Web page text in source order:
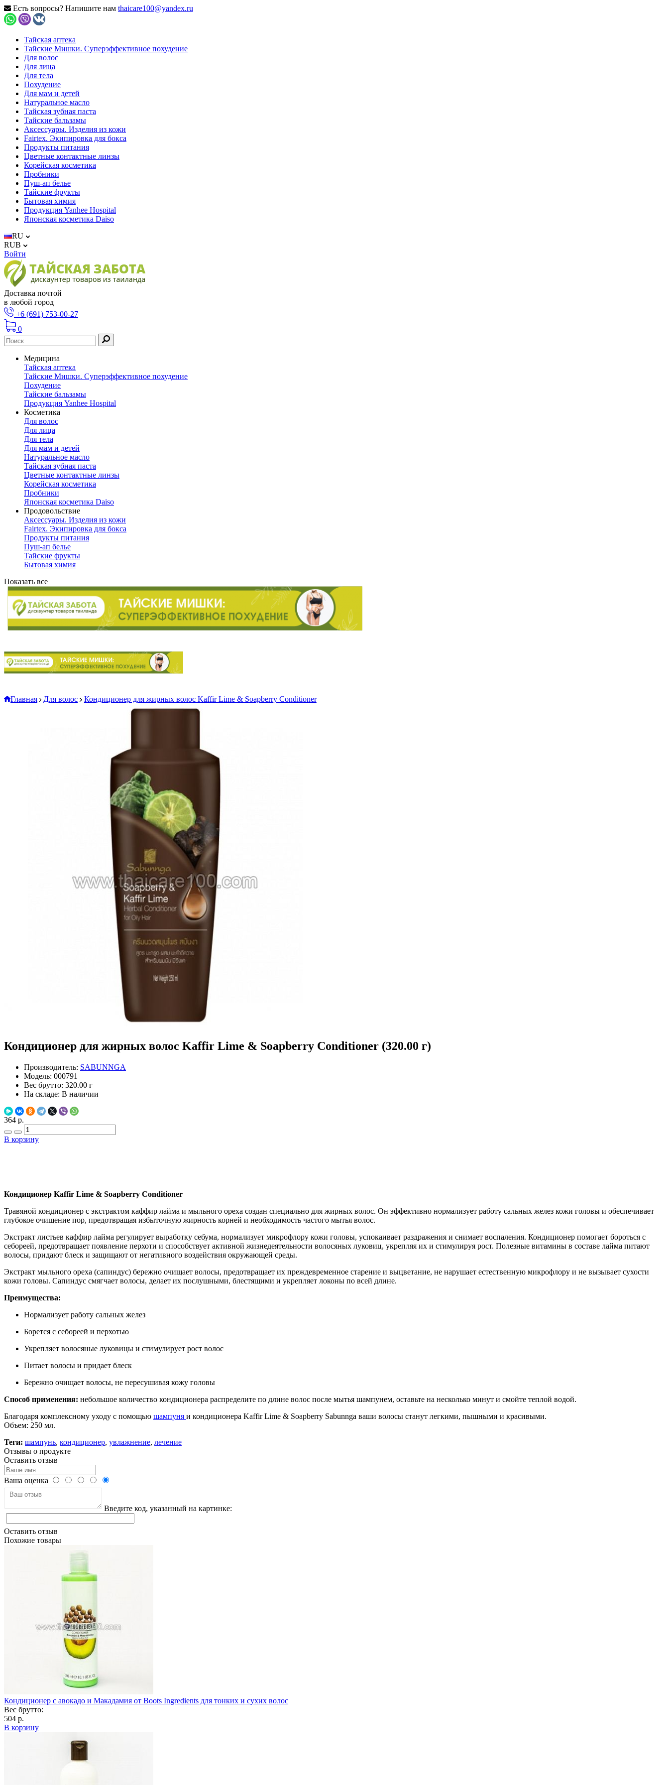
Есть вопросы? Напишите нам thaicare100@yandex.ru
Тайская аптека
Тайские Мишки. Суперэффективное похудение
Для волос
Для лица
Для тела
Похудение
Для мам и детей
Натуральное масло
Тайская зубная паста
Тайские бальзамы
Аксессуары. Изделия из кожи
Fairtex. Экипировка для бокса
Продукты питания
Цветные контактные линзы
Корейская косметика
Пробники
Пуш-ап белье
Тайские фрукты
Бытовая химия
Продукция Yanhee Hospital
Японская косметика Daiso
RU
RUB
Войти
Доставка почтой
в любой город
+6 (691) 753-00-27
0
Медицина
Тайская аптека
Тайские Мишки. Суперэффективное похудение
Похудение
Тайские бальзамы
Продукция Yanhee Hospital
Косметика
Для волос
Для лица
Для тела
Для мам и детей
Натуральное масло
Тайская зубная паста
Цветные контактные линзы
Корейская косметика
Пробники
Японская косметика Daiso
Продовольствие
Аксессуары. Изделия из кожи
Fairtex. Экипировка для бокса
Продукты питания
Пуш-ап белье
Тайские фрукты
Бытовая химия
Показать все
Главная Для волос Кондиционер для жирных волос Kaffir Lime & Soapberry Conditioner
Кондиционер для жирных волос Kaffir Lime & Soapberry Conditioner (320.00 г)
Производитель: SABUNNGA
Модель: 000791
Вес брутто: 320.00 г
На складе: В наличии
364 р.
В корзину
Кондиционер Kaffir Lime & Soapberry Conditioner
Травяной кондиционер с экстрактом каффир лайма и мыльного ореха создан специально для жирных волос. Он эффективно нормализует работу сальных желез кожи головы и обеспечивает
глубокое очищение пор, предотвращая избыточную жирность корней и необходимость частого мытья волос.
Экстракт листьев каффир лайма регулирует выработку себума, нормализует микрофлору кожи головы, успокаивает раздражения и снимает воспаления. Кондиционер помогает бороться с
себореей, предотвращает появление перхоти и способствует активной жизнедеятельности волосяных луковиц, укрепляя их и стимулируя рост. Полезные витамины в составе лайма питают
волосы, придают блеск и защищают от негативного воздействия окружающей среды.
Экстракт мыльного ореха (сапиндус) бережно очищает волосы, предотвращает их преждевременное старение и выцветание, не нарушает естественную микрофлору и не вызывает сухости
кожи головы. Сапиндус смягчает волосы, делает их послушными, блестящими и укрепляет локоны по всей длине.
Преимущества:
Нормализует работу сальных желез
Борется с себореей и перхотью
Укрепляет волосяные луковицы и стимулирует рост волос
Питает волосы и придает блеск
Бережно очищает волосы, не пересушивая кожу головы
Способ применения: небольшое количество кондиционера распределите по длине волос после мытья шампунем, оставьте на несколько минут и смойте теплой водой.
Благодаря комплексному уходу с помощью шампуня и кондиционера Kaffir Lime & Soapberry Sabunnga ваши волосы станут легкими, пышными и красивыми.
Объем: 250 мл.
Теги: шампунь, кондиционер, увлажнение, лечение
Отзывы о продукте
Оставить отзыв
Ваша оценка
Введите код, указанный на картинке:
Оставить отзыв
Похожие товары
Кондиционер с авокадо и Макадамия от Boots Ingredients для тонких и сухих волос
Вес брутто:
504 р.
В корзину